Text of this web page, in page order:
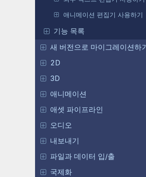
애니메이션 편집기 사용하기
기능 목록
새 버전으로 마이그레이션하기
2D
3D
애니메이션
애셋 파이프라인
오디오
내보내기
파일과 데이터 입/출
국제화